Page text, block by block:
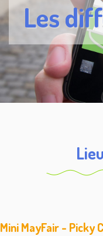
Les
Mini MayFair - Picky